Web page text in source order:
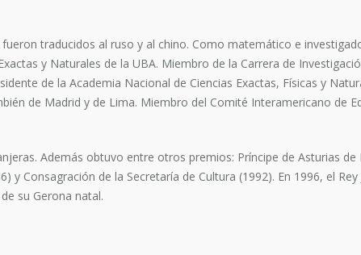
traducidos al ruso y al chino. Como matemático e
y Naturales de la UBA. Miembro de la Carrera de
de la Academia Nacional de Ciencias Exactas, Físicas y
de Madrid y de Lima. Miembro del Comité Interamericano de
Además obtuvo entre otros premios: Príncipe de Asturias
Consagración de la Secretaría de Cultura (1992). En 1996, el Rey
su Gerona natal.